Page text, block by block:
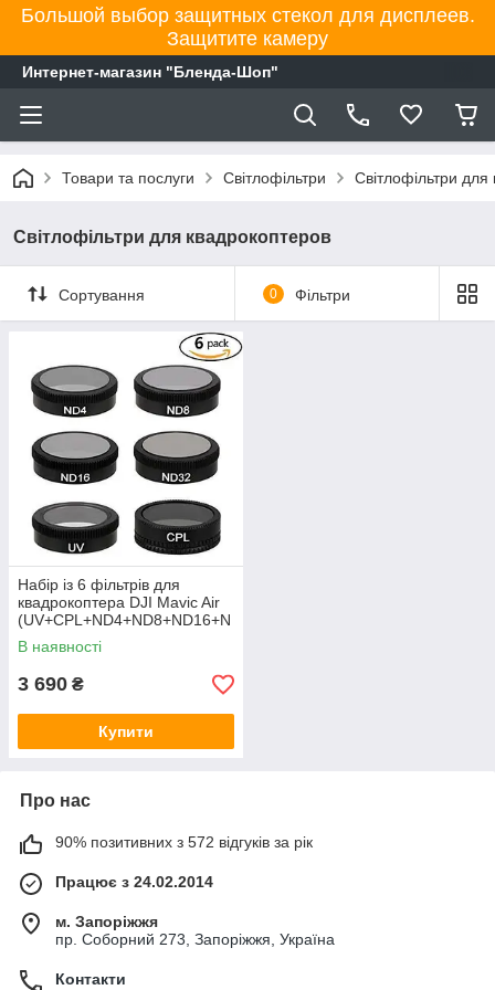
Большой выбор защитных стекол для дисплеев.
Защитите камеру
Интернет-магазин "Бленда-Шоп"
Товари та послуги Світлофільтри Світлофільтри для
Світлофільтри для квадрокоптеров
Сортування 0 Фільтри
Набір із 6 фільтрів для
квадрокоптера DJI Mavic Air
(UV+CPL+ND4+ND8+ND16+N
D32) (код XT-500)
В наявності
3 690 ₴
Купити
Про нас
90% позитивних з 572 відгуків за рік
Працює з 24.02.2014
м. Запоріжжя
пр. Соборний 273, Запоріжжя, Україна
Контакти